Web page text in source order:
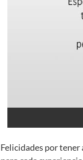
Felicidades por tener